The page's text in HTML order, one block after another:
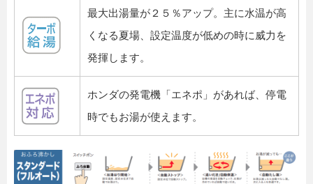
最大出湯量が２５％アップ。主に水温が高
くなる夏場、設定温度が低めの時に威力を
発揮します。
ホンダの発電機「エネポ」があれば、停電
時でもお湯が使えます。